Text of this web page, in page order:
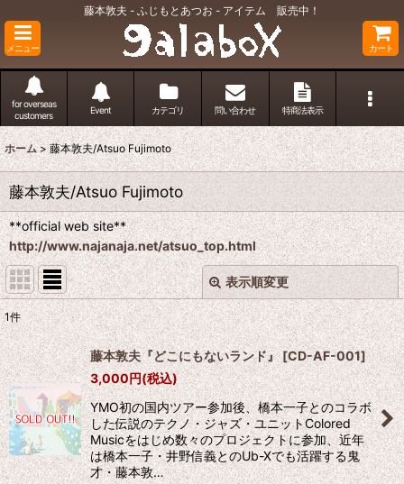
藤本敦夫 - ふじもとあつお - アイテム 販売中！
メニュー カート
for overseas
customers
Event カテゴリ 問い合わせ 特商法表示
ホーム > 藤本敦夫/Atsuo Fujimoto
藤本敦夫/Atsuo Fujimoto
**official web site**
http://www.najanaja.net/atsuo_top.html
表示順変更
表示数:
並び順:
絞り込む
閉じる
1件
藤本敦夫『どこにもないランド』 [CD-AF-001]
3,000円(税込)
YMO初の国内ツアー参加後、橋本一子とのコラボ
した伝説のテクノ・ジャズ・ユニットColored
Musicをはじめ数々のプロジェクトに参加、近年
は橋本一子・井野信義とのUb-Xでも活躍する鬼
才・藤本敦…